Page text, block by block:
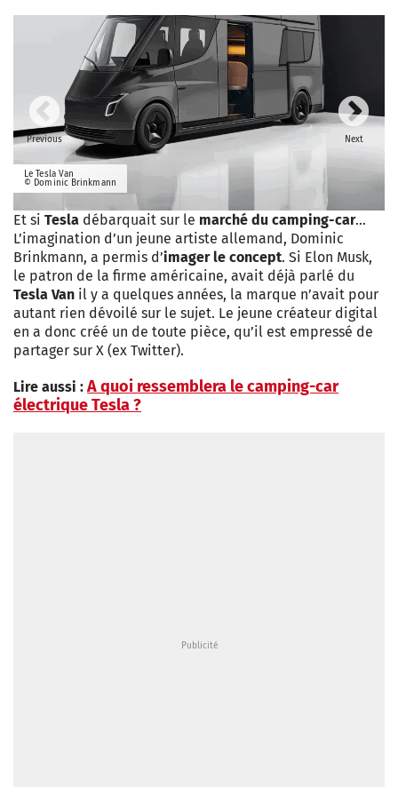
Previous
Le Tesla Van
© Dominic Brinkmann
Next
Et si Tesla débarquait sur le marché du camping-car…
L’imagination d’un jeune artiste allemand, Dominic
Brinkmann, a permis d’imager le concept. Si Elon Musk,
le patron de la firme américaine, avait déjà parlé du
Tesla Van il y a quelques années, la marque n’avait pour
autant rien dévoilé sur le sujet. Le jeune créateur digital
en a donc créé un de toute pièce, qu’il est empressé de
partager sur X (ex Twitter).
Lire aussi : A quoi ressemblera le camping-car
électrique Tesla ?